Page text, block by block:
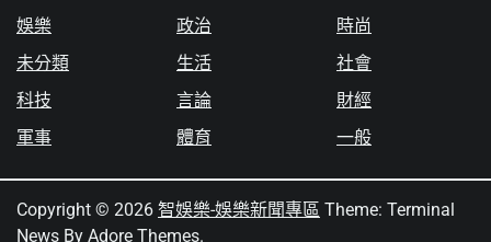
娛樂
未分類
科技
軍事
政治
生活
言論
體育
時尚
社會
財經
一般
Copyright © 2026 智娛樂-娛樂新聞專區 Theme: Terminal
News By Adore Themes.